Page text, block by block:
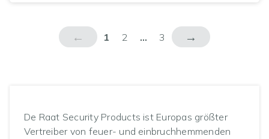
← 1 2 ... 3 →
De Raat Security Products ist Europas größter
Vertreiber von feuer- und einbruchhemmenden